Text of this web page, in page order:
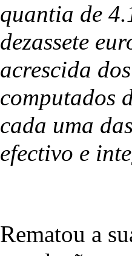
quantia de
dezassete
acrescida dos
computados
cada uma
efectivo e
Rematou a